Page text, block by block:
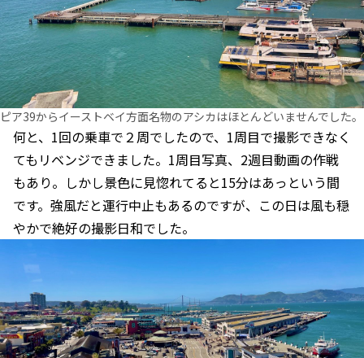
ピア39からイーストベイ方面名物のアシカはほとんどいませんでした。
何と、1回の乗車で２周でしたので、1周目で撮影できなく
てもリベンジできました。1周目写真、2週目動画の作戦
もあり。しかし景色に見惚れてると15分はあっという間
です。強風だと運行中止もあるのですが、この日は風も穏
やかで絶好の撮影日和でした。